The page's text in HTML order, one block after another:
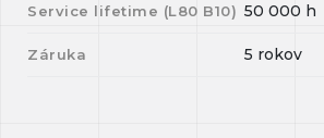
Service lifetime (L80 B10) 50 000 h
Záruka 5 rokov